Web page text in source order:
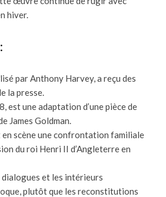
hiver.
par Anthony Harvey, a reçu des
la presse.
est une adaptation d’une pièce de
James Goldman.
en scène une confrontation familiale
du roi Henri II d’Angleterre en
et les intérieurs
plutôt que les reconstitutions